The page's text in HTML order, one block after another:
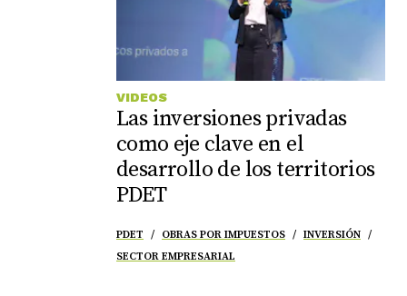
VIDEOS
Las inversiones privadas
como eje clave en el
desarrollo de los territorios
PDET
PDET OBRAS POR IMPUESTOS
INVERSIÓN
SECTOR EMPRESARIAL